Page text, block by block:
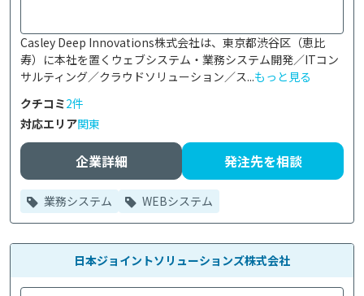
Casley Deep Innovations株式会社は、東京都渋谷区（恵比
寿）に本社を置くウェブシステム・業務システム開発／ITコン
サルティング／クラウドソリューション／ス...もっと見る
クチコミ2件
対応エリア関東
企業詳細 発注先を相談
業務システム WEBシステム
日本ジョイントソリューションズ株式会社